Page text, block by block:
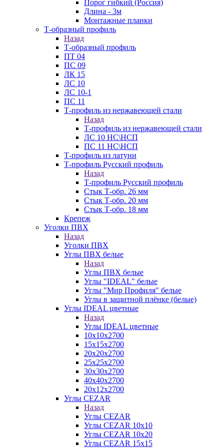
Порог гибкий (Россия)
Длина - 3м
Монтажные планки
Т-образный профиль
Назад
Т-образный профиль
ПТ 04
ПС 09
ЛК 15
ЛС 10
ЛС 10-1
ПС 11
Т-профиль из нержавеющей стали
Назад
Т-профиль из нержавеющей стали
ЛС 10 НС\НСП
ПС 11 НС\НСП
Т-профиль из латуни
Т-профиль Русский профиль
Назад
Т-профиль Русский профиль
Стык Т-обр. 26 мм
Стык Т-обр. 20 мм
Стык Т-обр. 18 мм
Крепеж
Уголки ПВХ
Назад
Уголки ПВХ
Углы ПВХ белые
Назад
Углы ПВХ белые
Углы "IDEAL" белые
Углы "Мир Профиля" белые
Углы в защитной плёнке (белые)
Углы IDEAL цветные
Назад
Углы IDEAL цветные
10х10х2700
15х15х2700
20х20х2700
25х25х2700
30х30х2700
40х40х2700
20х12х2700
Углы CEZAR
Назад
Углы CEZAR
Углы CEZAR 10х10
Углы CEZAR 10х20
Углы CEZAR 15х15